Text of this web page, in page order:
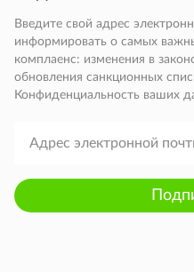
Введите свой адрес
информировать о самых
комплаенс: изменения в
обновления санкционных
Конфиденциальность ваших